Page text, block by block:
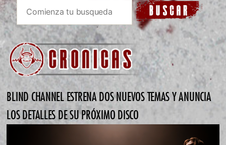
BLIND CHANNEL ESTRENA DOS NUEVOS TEMAS Y ANUNCIA
LOS DETALLES DE SU PRÓXIMO DISCO